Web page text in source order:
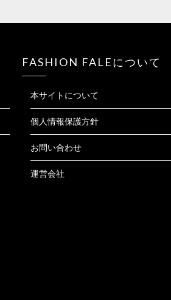
FASHION FALEについて
本サイトについて
個人情報保護方針
お問い合わせ
運営会社